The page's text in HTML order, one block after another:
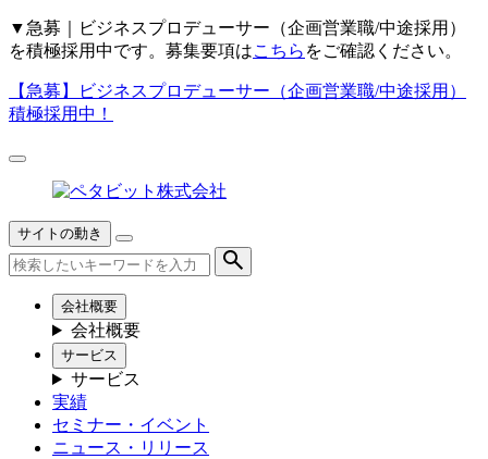
▼ 急募｜ビジネスプロデューサー（企画営業職/中途採用）
を積極採用中です。募集要項はこちら をご確認ください。
【急募】
ビジネスプロデューサー（企画営業職/中途採用）
積極採用中！
サイトの動き
会社概要
会社概要
サービス
サービス
実績
セミナー・イベント
ニュース・リリース